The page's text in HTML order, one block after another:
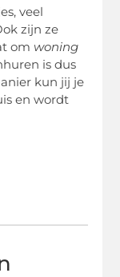
veel
zijn ze
om woning
is dus
kun jij je
en wordt